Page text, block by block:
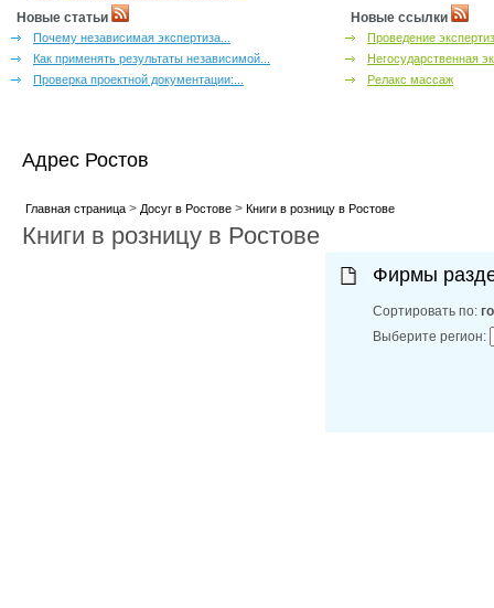
Новые статьи
Почему независимая экспертиза...
Как применять результаты независимой...
Проверка проектной документации:...
Новые ссылки
Проведение
Негосударственная
Релакс массаж
Адрес Ростов
Главная страница> Досуг в Ростове> Книги в розницу в Ростове
Книги в розницу в Ростове
Фирмы
Сортировать по:
Выберите регион: